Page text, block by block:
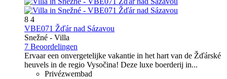
8 4
VBE071 Žďár nad Sázavou
Snežné - Villa
7 Beoordelingen
Ervaar een onvergetelijke vakantie in het hart van de Žďárské
heuvels in de regio Vysočina! Deze luxe boerderij in...
Privézwembad